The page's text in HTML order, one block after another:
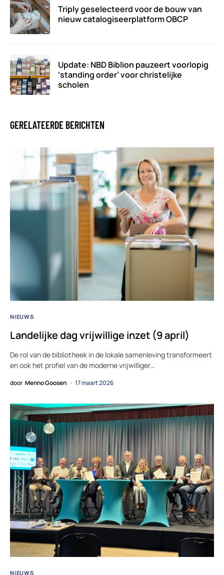
Triply geselecteerd voor de bouw van
nieuw catalogiseerplatform OBCP
Update: NBD Biblion pauzeert voorlopig
‘standing order’ voor christelijke
scholen
GERELATEERDE BERICHTEN
NIEUWS
Landelijke dag vrijwillige inzet (9 april)
De rol van de bibliotheek in de lokale samenleving transformeert
en ook het profiel van de moderne vrijwilliger…
door Menno Goosen 17 maart 2026
NIEUWS